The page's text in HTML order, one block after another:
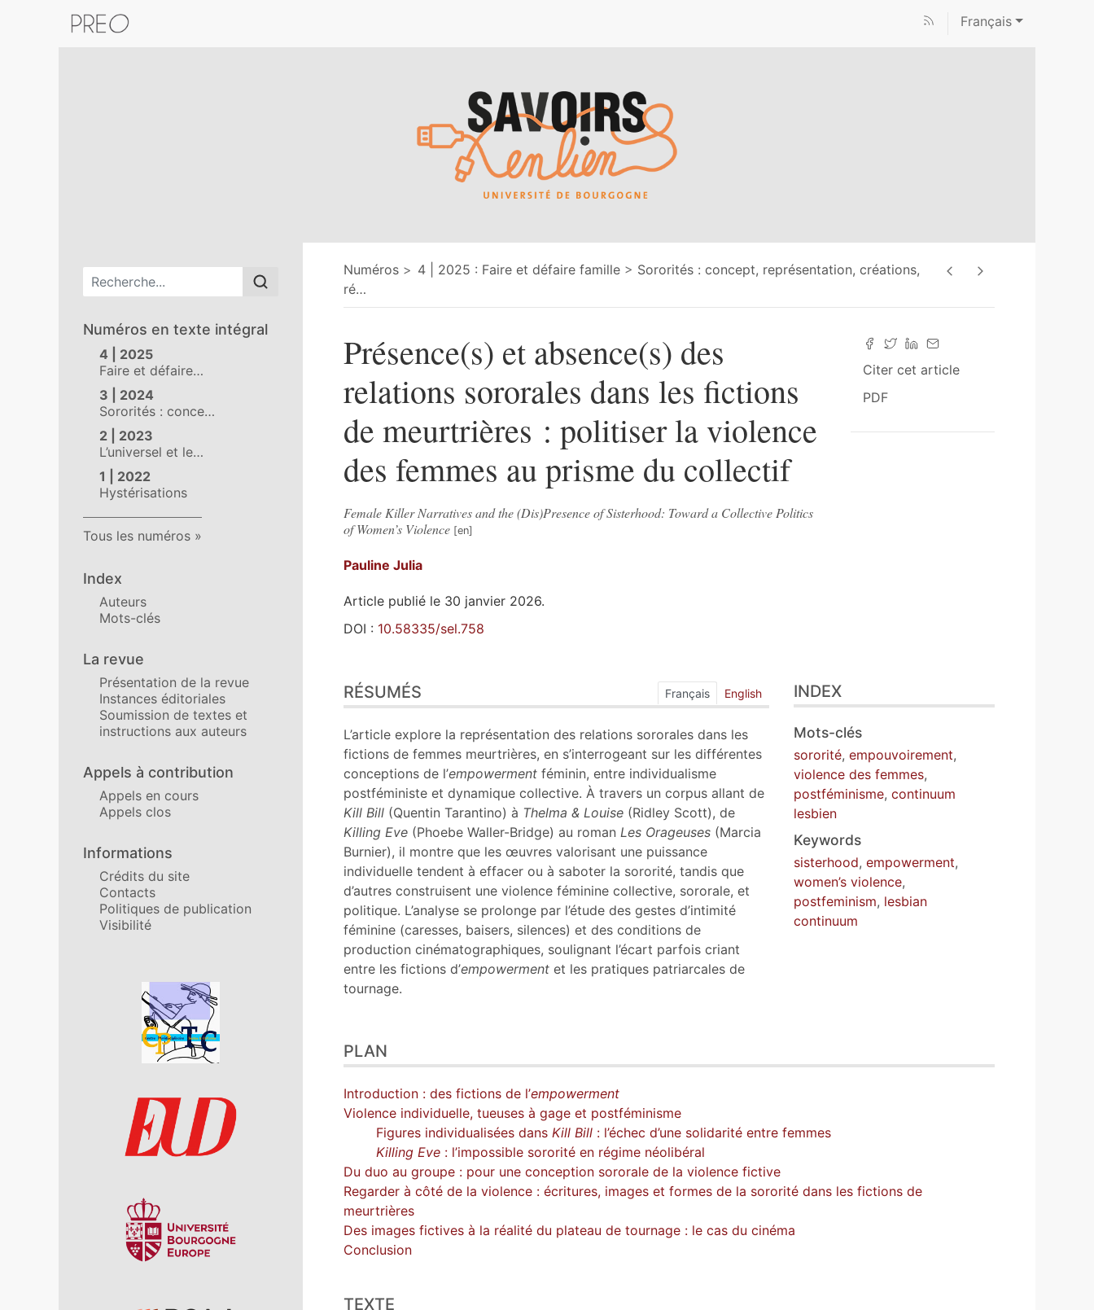
Français
Menu principal
Numéros en texte intégral
4 | 2025
Faire et défaire…
3 | 2024
Sororités : conce…
2 | 2023
L’universel et le…
1 | 2022
Hystérisations
Tous les numéros
Index
Auteurs
Mots-clés
La revue
Présentation de la revue
Instances éditoriales
Soumission de textes et
instructions aux auteurs
Appels à contribution
Appels en cours
Appels clos
Informations
Crédits du site
Contacts
Politiques de publication
Visibilité
Affiliations/partenaires
Numéros 4 | 2025 : Faire et défaire famille
Sororités : concept, représentation, créations,
ré…
Citer cet article
PDF
Présence(s) et absence(s) des
relations sororales dans les fictions
de meurtrières : politiser la violence
des femmes au prisme du collectif
Female Killer Narratives and the (Dis)Presence of Sisterhood: Toward a Collective Politics
of Women’s Violence
Pauline Julia
Article publié le 30 janvier 2026.
DOI : 10.58335/sel.758
Index
Plan
Texte
Bibliographie
Notes
Citer cet article
Auteur
RÉSUMÉS Français English
L’article explore la représentation des relations sororales dans les
fictions de femmes meurtrières, en s’interrogeant sur les différentes
conceptions de l’empowerment féminin, entre individualisme
postféministe et dynamique collective. À travers un corpus allant de
Kill Bill (Quentin Tarantino) à Thelma & Louise (Ridley Scott), de
Killing Eve (Phoebe Waller-Bridge) au roman Les Orageuses (Marcia
Burnier), il montre que les œuvres valorisant une puissance
individuelle tendent à effacer ou à saboter la sororité, tandis que
d’autres construisent une violence féminine collective, sororale, et
politique. L’analyse se prolonge par l’étude des gestes d’intimité
féminine (caresses, baisers, silences) et des conditions de
production cinématographiques, soulignant l’écart parfois criant
entre les fictions d’empowerment et les pratiques patriarcales de
tournage.
INDEX
Mots-clés
sororité,empouvoirement,
violence des femmes,
postféminisme,continuum
lesbien
Keywords
sisterhood,empowerment,
women’s violence,
postfeminism, lesbian
continuum
PLAN
Introduction : des fictions de l’empowerment
Violence individuelle, tueuses à gage et postféminisme
Figures individualisées dans Kill Bill : l’échec d’une solidarité entre femmes
Killing Eve : l’impossible sororité en régime néolibéral
Du duo au groupe : pour une conception sororale de la violence fictive
Regarder à côté de la violence : écritures, images et formes de la sororité dans les fictions de
meurtrières
Des images fictives à la réalité du plateau de tournage : le cas du cinéma
Conclusion
TEXTE